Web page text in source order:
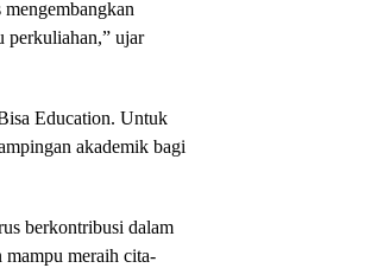
perkuliahan,” ujar
Education. Untuk
akademik bagi
berkontribusi dalam
mampu meraih cita-